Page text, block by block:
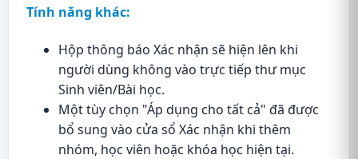
Tính năng khác:
Hộp thông báo Xác nhận sẽ hiện lên khi
người dùng không vào trực tiếp thư mục
Sinh viên/Bài học.
Một tùy chọn "Áp dụng cho tất cả" đã được
bổ sung vào cửa sổ Xác nhận khi thêm
nhóm, học viên hoặc khóa học hiện tại.